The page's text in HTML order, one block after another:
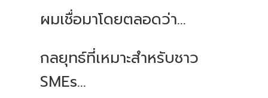
ผมเชื่อมาโดยตลอดว่า...
กลยุทธ์ที่เหมาะสำหรับชาว
SMEs…